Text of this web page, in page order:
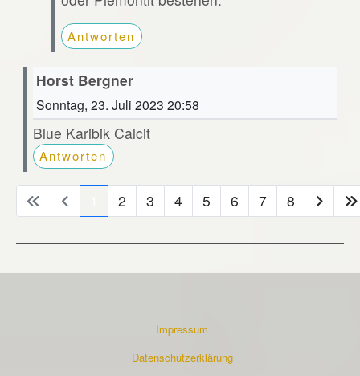
Antworten
Horst Bergner
Sonntag, 23. Juli 2023 20:58
Blue Karibik Calcit
Antworten
2 3 4 5 6 7 8
Impressum
Datenschutzerklärung